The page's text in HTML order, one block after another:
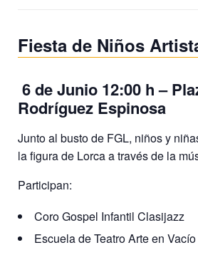
Fiesta de Niños
6 de Junio 12:00 h –
Rodríguez Espinosa
Junto al busto de FGL, niños y
la figura de Lorca a través de la
Participan:
Coro Gospel Infantil Clasijazz
Escuela de Teatro Arte en Vacío